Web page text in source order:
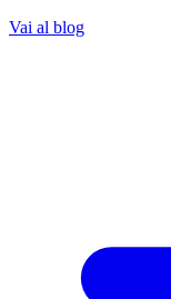
Vai al blog